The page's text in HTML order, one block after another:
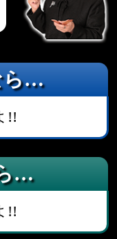
る
にな
る
由
とは
る